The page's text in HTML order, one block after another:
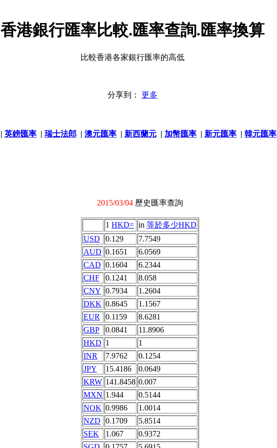
香港銀行匯率比較.匯率查詢.匯率換算
比較香港各家銀行匯率的高低
分享到： 更多
| 英鎊匯率 | 瑞士法郎 | 澳元匯率 | 新西蘭元 | 加幣匯率 | 新元匯率 | 韓元匯率
2015/03/04 歷史匯率查詢
1 HKD= in 等於多少HKD
USD
0.129
7.7549
AUD 0.1651
6.0569
CAD 0.1604
6.2344
CHF
0.1241
8.058
CNY 0.7934
1.2604
DKK 0.8645
1.1567
EUR
0.1159
8.6281
GBP
0.0841
11.8906
HKD 1
1
INR
7.9762
0.1254
JPY
15.4186
0.0649
KRW 141.8458 0.007
MXN 1.944
0.5144
NOK 0.9986
1.0014
NZD
0.1709
5.8514
SEK
1.067
0.9372